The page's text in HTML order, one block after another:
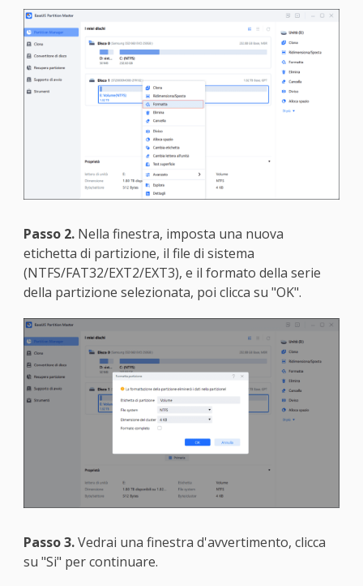
Passo 2.Nella finestra, imposta una nuova
etichetta di partizione, il file di sistema
(NTFS/FAT32/EXT2/EXT3), e il formato della serie
della partizione selezionata, poi clicca su "OK".
Passo 3.Vedrai una finestra d'avvertimento, clicca
su "Si" per continuare.